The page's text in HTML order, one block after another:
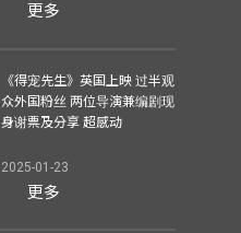
更多
《得宠先生》英国上映 过半观
众外国粉丝 两位导演兼编剧现
身谢票及分享 超感动
2025-01-23
更多